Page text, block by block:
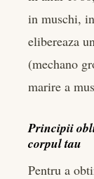
in muschi,
elibereaza
(mechano
marire a
Principii
corpul tau
Pentru a